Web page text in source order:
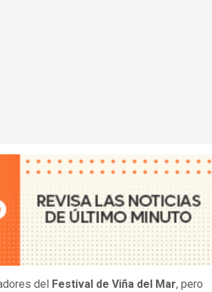
del Festival de Viña del Mar, pero